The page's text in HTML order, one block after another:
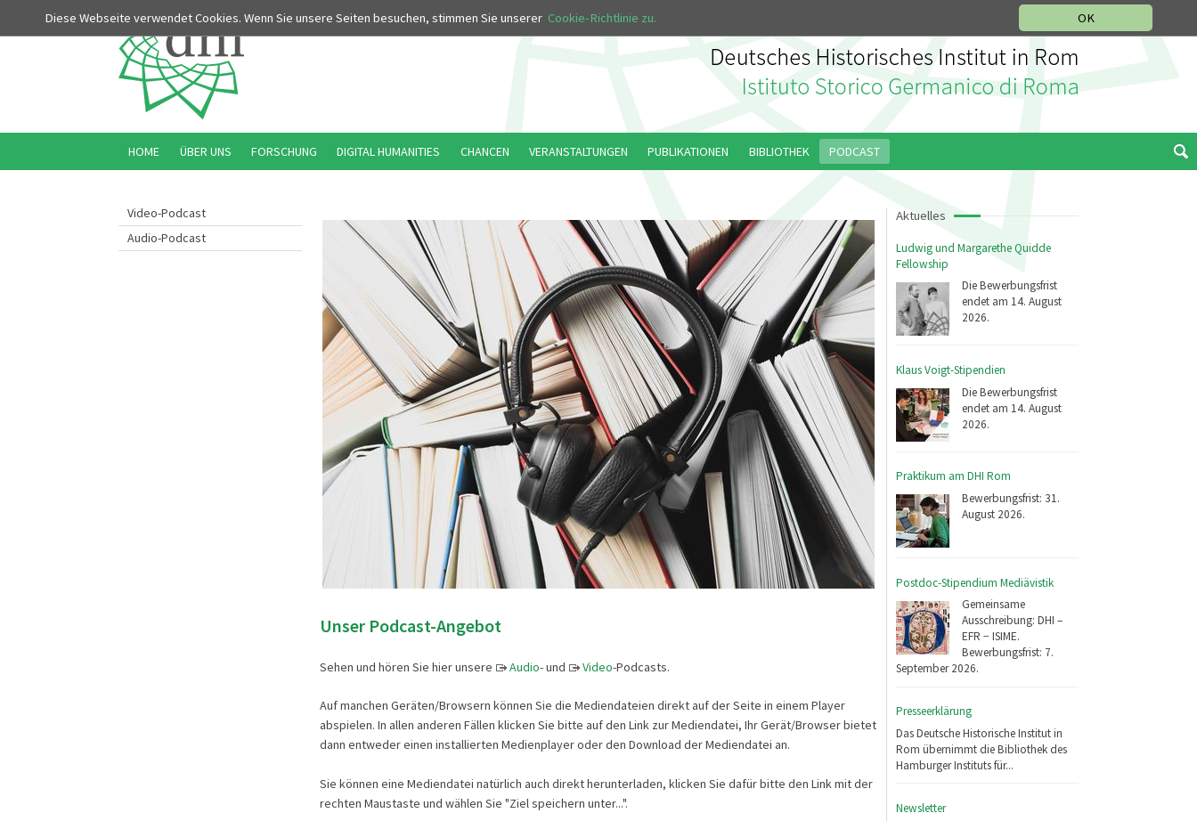
OK
Diese Webseite verwendet Cookies. Wenn Sie unsere Seiten besuchen, stimmen Sie unserer Cookie-Richtlinie zu.
Video-Podcast
Audio-Podcast
Aktuelles
Ludwig und Margarethe Quidde
Fellowship
Die Bewerbungsfrist
endet am 14. August
2026.
Klaus Voigt-Stipendien
Die Bewerbungsfrist
endet am 14. August
2026.
Praktikum am DHI Rom
Bewerbungsfrist: 31.
August 2026.
Postdoc-Stipendium Mediävistik
Gemeinsame
Ausschreibung: DHI –
EFR − ISIME.
Bewerbungsfrist: 7.
September 2026.
Presseerklärung
Das Deutsche Historische Institut in
Rom übernimmt die Bibliothek des
Hamburger Instituts für...
Newsletter
Unser Podcast-Angebot
Sehen und hören Sie hier unsere Audio- und Video-Podcasts.
Auf manchen Geräten/Browsern können Sie die Mediendateien direkt auf der Seite in einem Player
abspielen. In allen anderen Fällen klicken Sie bitte auf den Link zur Mediendatei, Ihr Gerät/Browser bietet
dann entweder einen installierten Medienplayer oder den Download der Mediendatei an.
Sie können eine Mediendatei natürlich auch direkt herunterladen, klicken Sie dafür bitte den Link mit der
rechten Maustaste und wählen Sie "Ziel speichern unter...".
HOME ÜBER UNS FORSCHUNG DIGITAL HUMANITIES CHANCEN VERANSTALTUNGEN PUBLIKATIONEN BIBLIOTHEK PODCAST